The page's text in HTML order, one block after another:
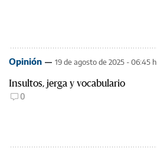
Opinión 19 de agosto de 2025 - 06:45 h
Insultos, jerga y vocabulario
0